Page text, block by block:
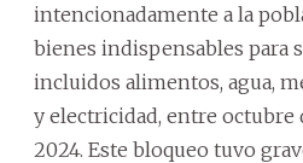
intencionadamente a la
bienes indispensables para
incluidos alimentos, agua,
y electricidad, entre octubre
2024. Este bloqueo tuvo